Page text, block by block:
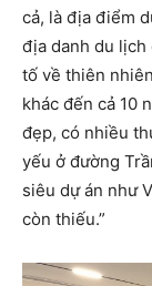
cả, là địa điểm
địa danh du lịch
tố về thiên
khác đến cả 10
đẹp, có nhiều
yếu ở đường
siêu dự án như
còn thiếu.”